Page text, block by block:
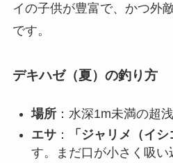
イの子供が豊富で、かつ外
です。
デキハゼ（夏）の釣り方
場所：水深1m未満の超浅
エサ： 「ジャリメ（イシ
す。まだ口が小さく吸